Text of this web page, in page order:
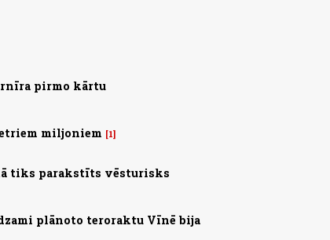
pirmo kārtu
miljoniem 1
tiks parakstīts vēsturisks
plānoto teroraktu Vīnē bija